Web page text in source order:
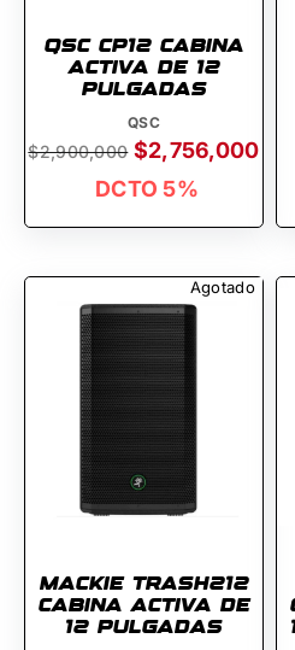
QSC CP12 CABINA
ACTIVA DE 12
PULGADAS
QSC
$2,900,000 $2,756,000
DCTO 5%
Agotado
MACKIE TRASH212
CABINA ACTIVA DE
12 PULGADAS